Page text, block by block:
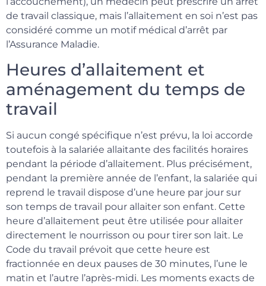
de travail classique, mais l’allaitement en soi n’est pas
considéré comme un motif médical d’arrêt par
l’Assurance Maladie.
Heures d’allaitement et
aménagement du temps de
travail
Si aucun congé spécifique n’est prévu, la loi accorde
toutefois à la salariée allaitante des facilités horaires
pendant la période d’allaitement. Plus précisément,
pendant la première année de l’enfant, la salariée qui
reprend le travail dispose d’une heure par jour sur
son temps de travail pour allaiter son enfant. Cette
heure d’allaitement peut être utilisée pour allaiter
directement le nourrisson ou pour tirer son lait. Le
Code du travail prévoit que cette heure est
fractionnée en deux pauses de 30 minutes, l’une le
matin et l’autre l’après-midi. Les moments exacts de